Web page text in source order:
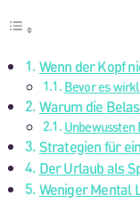
Wenn der Kopf
Bevor es
Warum die
Unbewussten
Strategien für
Der Urlaub als
Weniger Mental